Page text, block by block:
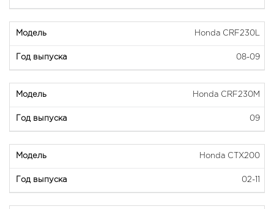
Honda CRF230L
08-09
Honda CRF230M
09
Honda CTX200
02-11